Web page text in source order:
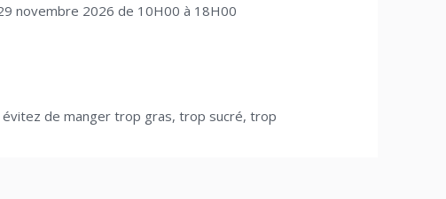
novembre 2026 de 10H00 à 18H00
évitez de manger trop gras, trop sucré, trop